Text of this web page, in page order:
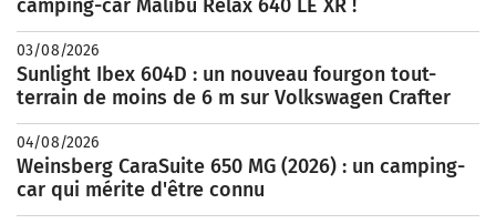
camping-car Malibu Relax 640 LE XR !
03/08/2026
Sunlight Ibex 604D : un nouveau fourgon tout-
terrain de moins de 6 m sur Volkswagen Crafter
04/08/2026
Weinsberg CaraSuite 650 MG (2026) : un camping-
car qui mérite d'être connu